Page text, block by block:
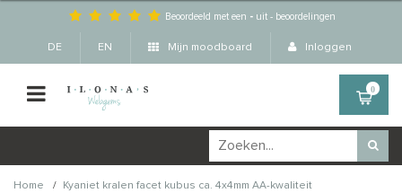
Beoordeeld met een - uit -beoordelingen
DE EN Mijn moodboard Inloggen
0
Home / Kyaniet kralen facet kubus ca. 4x4mm AA-kwaliteit